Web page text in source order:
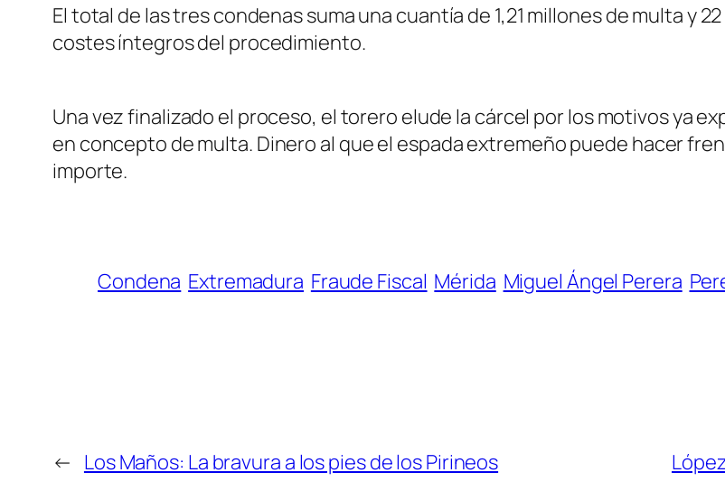
El total de las tres condenas suma una cuantía de 1,21 millones de multa y
costes íntegros del procedimiento.
Una vez finalizado el proceso, el torero elude la cárcel por los motivos ya
en concepto de multa. Dinero al que el espada extremeño puede hacer
importe.
Condena Extremadura Fraude Fiscal Mérida Miguel Ángel Perera
← Los Maños: La bravura a los pies de los Pirineos